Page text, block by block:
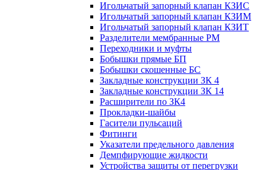
Игольчатый запорный клапан КЗИС
Игольчатый запорный клапан КЗИМ
Игольчатый запорный клапан КЗИТ
Разделители мембранные РМ
Переходники и муфты
Бобышки прямые БП
Бобышки скошенные БС
Закладные конструкции ЗК 4
Закладные конструкции ЗК 14
Расширители по ЗК4
Прокладки-шайбы
Гасители пульсаций
Фитинги
Указатели предельного давления
Демпфирующие жидкости
Устройства защиты от перегрузки